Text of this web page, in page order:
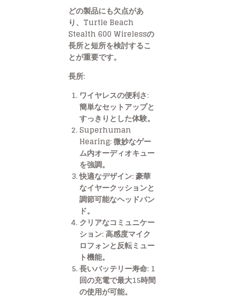
どの製品にも欠点があ
り、Turtle Beach
Stealth 600 Wirelessの
長所と短所を検討するこ
とが重要です。
長所:
ワイヤレスの便利さ:
簡単なセットアップと
すっきりとした体験。
Superhuman
Hearing:微妙なゲー
ム内オーディオキュー
を強調。
快適なデザイン:豪華
なイヤークッションと
調節可能なヘッドバン
ド。
クリアなコミュニケー
ション:高感度マイク
ロフォンと反転ミュー
ト機能。
長いバッテリー寿命: 1
回の充電で最大15時間
の使用が可能。